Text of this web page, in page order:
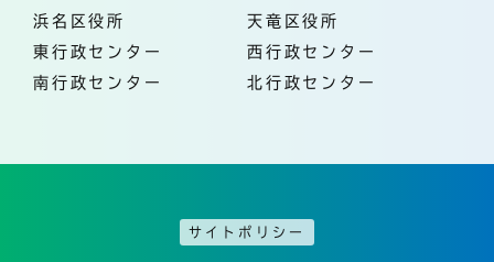
浜名区役所
天竜区役所
東行政センター
西行政センター
南行政センター
北行政センター
サイトポリシー